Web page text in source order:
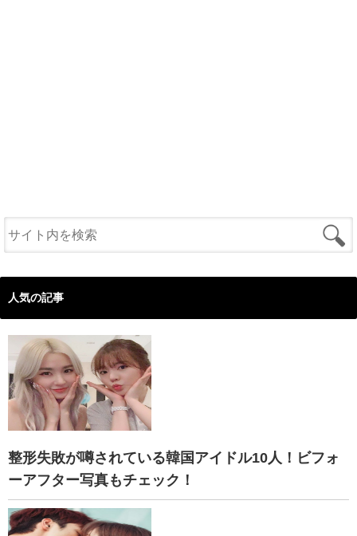
人気の記事
整形失敗が噂されている韓国アイドル10人！ビフォ
ーアフター写真もチェック！